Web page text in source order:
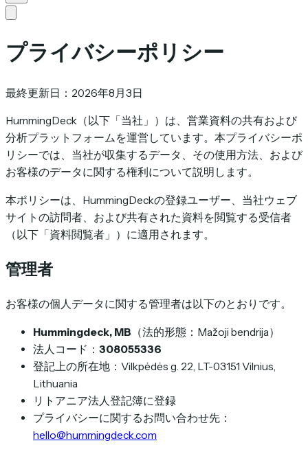
プライバシーポリシー
最終更新日：2026年8月3日
HummingDeck（以下「当社」）は、営業資料の共有および
分析プラットフォームを運営しています。本プライバシーポ
リシーでは、当社が収集するデータ、その使用方法、および
お客様のデータに関する権利について説明します。
本ポリシーは、HummingDeckの登録ユーザー、当社ウェブ
サイトの訪問者、および共有された資料を閲覧する受信者
（以下「資料閲覧者」）に適用されます。
管理者
お客様の個人データに関する管理者は以下のとおりです。
Hummingdeck, MB （法的形態：Mažoji bendrija）
法人コード： 308055336
登記上の所在地：Vilkpėdės g. 22, LT-03151 Vilnius,
Lithuania
リトアニア法人登記簿に登録
プライバシーに関するお問い合わせ先：
hello@hummingdeck.com